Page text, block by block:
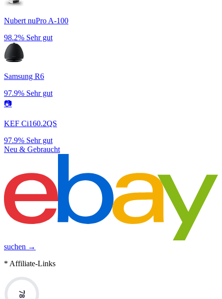
Nubert nuPro A-100
98.2% Sehr gut
Samsung R6
97.9% Sehr gut
📷
KEF Ci160.2QS
97.9% Sehr gut
Neu & Gebraucht
suchen →
* Affiliate-Links
78